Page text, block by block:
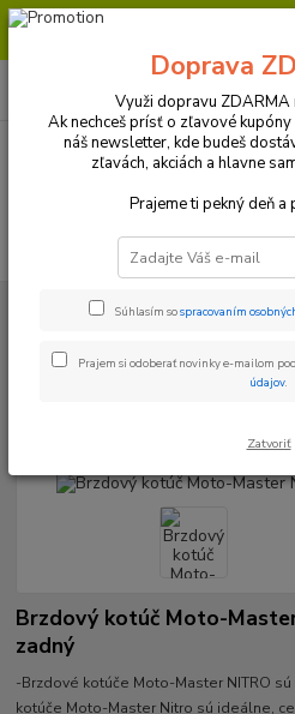
Milí zákazníci, pri objednávke nad
(Po-Pia, 8:30-16:30 hod.)
Brzdový systém Kotúče
Brzdový kotúč
Brzdový kotúč Moto-
zadný
-Brzdové kotúče Moto-Master NITRO
kotúče Moto-Master Nitro sú ideálne,
Doprava
Využi dopravu ZDARMA
Ak nechceš prísť o zľavové
náš newsletter, kde budeš
zľavách, akciách a hlavne
Prajeme ti pekný deň a
Súhlasím sospracovaním
Prajem si odoberať novinky e-mailom
údajov.
Zatvoriť